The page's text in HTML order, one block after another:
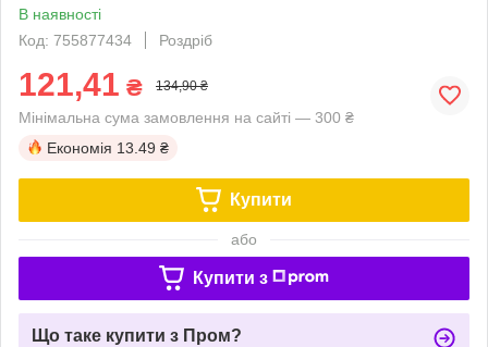
В наявності
Код: 755877434
Роздріб
121,41 ₴ 134,90 ₴
Мінімальна сума замовлення на сайті — 300 ₴
Економія 13.49 ₴
Купити
або
Купити з
Що таке купити з Пром?